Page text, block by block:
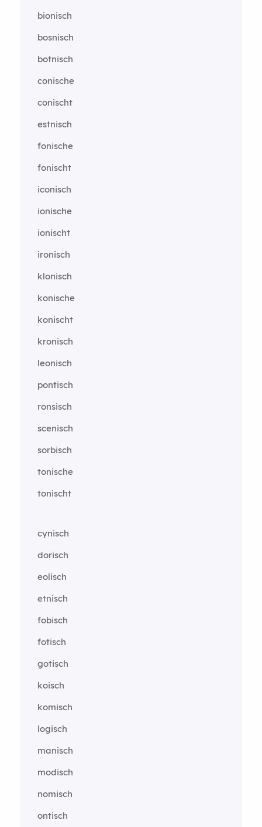
bionisch
bosnisch
botnisch
conische
conischt
estnisch
fonische
fonischt
iconisch
ionische
ionischt
ironisch
klonisch
konische
konischt
kronisch
leonisch
pontisch
ronsisch
scenisch
sorbisch
tonische
tonischt
cynisch
dorisch
eolisch
etnisch
fobisch
fotisch
gotisch
koisch
komisch
logisch
manisch
modisch
nomisch
ontisch